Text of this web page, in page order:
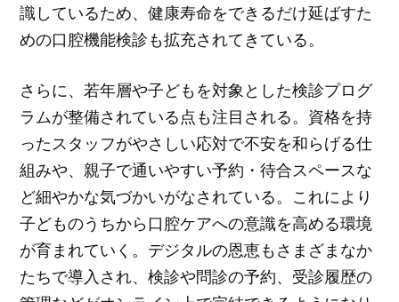
識しているため、健康寿命をできるだけ延ばすた
めの口腔機能検診も拡充されてきている。
さらに、若年層や子どもを対象とした検診プログ
ラムが整備されている点も注目される。資格を持
ったスタッフがやさしい応対で不安を和らげる仕
組みや、親子で通いやすい予約・待合スペースな
ど細やかな気づかいがなされている。これにより
子どものうちから口腔ケアへの意識を高める環境
が育まれていく。デジタルの恩恵もさまざまなか
たちで導入され、検診や問診の予約、受診履歴の